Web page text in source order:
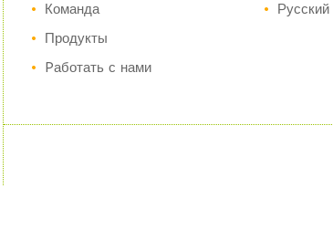
Команда
Продукты
Pаботать с нами
Русский